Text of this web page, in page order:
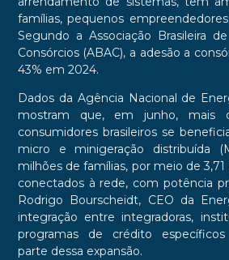
famílias, pequenos
Segundo a Associação Brasileira
Consórcios (ABAC), a adesão a
43% em 2024.
Dados da Agência Nacional de
mostram que, em junho, mais
consumidores brasileiros se
micro e minigeração distribuída
milhões de famílias, por meio de
conectados à rede, com potência
Rodrigo Bourscheidt, CEO da
integração entre integradoras,
programas de crédito
parte dessa expansão.